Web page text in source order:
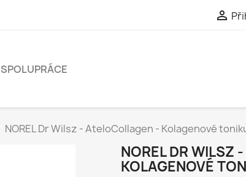

SPOLUPRÁCE
NOREL Dr Wilsz - AteloCollagen - Kolagenové
NOREL DR WILSZ
KOLAGENOVÉ